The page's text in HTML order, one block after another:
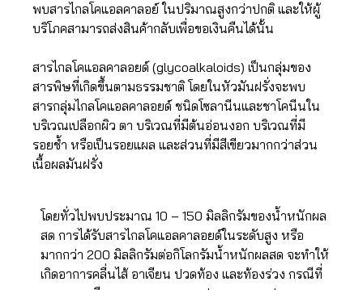
พบสารไกลโคแอลคาลอย์ ในปริมาณสูงกว่าปกติ และให้ผู้
บริโภคสามารถส่งสินค้ากลับเพื่อขอเงินคืนได้นั้น
สารไกลโคแอลคาลอยด์ (glycoalkaloids) เป็นกลุ่มของ
สารพิษที่เกิดขึ้นตามธรรมชาติ โดยในหัวมันฝรั่งจะพบ
สารกลุ่มไกลโคแอลคาลอยด์ ชนิดโซลานีนและชาโคนีนใน
บริเวณเปลือกผิว ตา บริเวณที่มีต้นอ่อนงอก บริเวณที่มี
รอยช้ำ หรือเป็นรอยแผล และส่วนที่มีสีเขียวมากกว่าส่วน
เนื้อผลมันฝรั่ง
โดยทั่วไปพบประมาณ 10 – 150 มิลลิกรัมของน้ำหนักผล
สด การได้รับสารไกลโคแอลคาลอยด์ในระดับสูง หรือ
มากกว่า 200 มิลลิกรัมต่อกิโลกรัมน้ำหนักผลสด จะทำให้
เกิดอาการคลื่นไส้ อาเจียน ปวดท้อง และท้องร่วง กรณีที่